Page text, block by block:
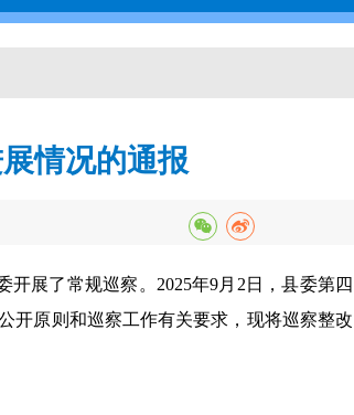
情况的通报
展了常规巡察。2025年9月2日，县委第四
开原则和巡察工作有关要求，现将巡察整改